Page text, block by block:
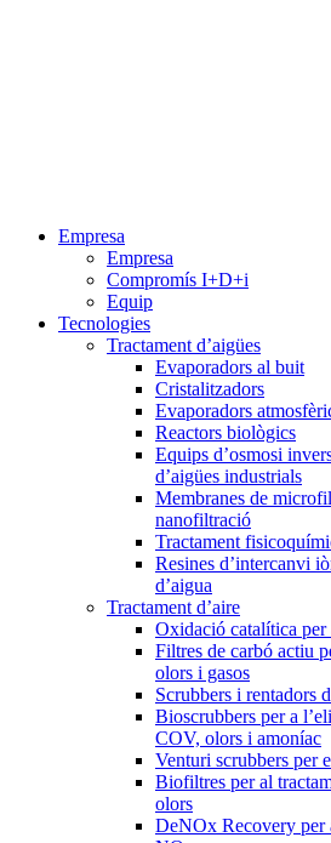
Empresa
Empresa
Compromís I+D+i
Equip
Tecnologies
Tractament d’aigües
Evaporadors al buit
Cristalitzadors
Evaporadors
Reactors biològics
Equips d’osmosi
d’aigües industrials
Membranes de
nanofiltració
Tractament
Resines d’intercanvi
d’aigua
Tractament d’aire
Oxidació catalítica
Filtres de carbó actiu
olors i gasos
Scrubbers i rentadors
Bioscrubbers per a
COV, olors i amoníac
Venturi scrubbers per
Biofiltres per al
olors
DeNOx Recovery per